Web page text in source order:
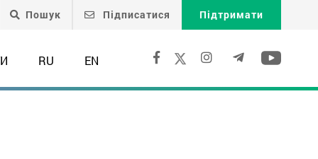
Пошук Підписатися Підтримати
RU EN